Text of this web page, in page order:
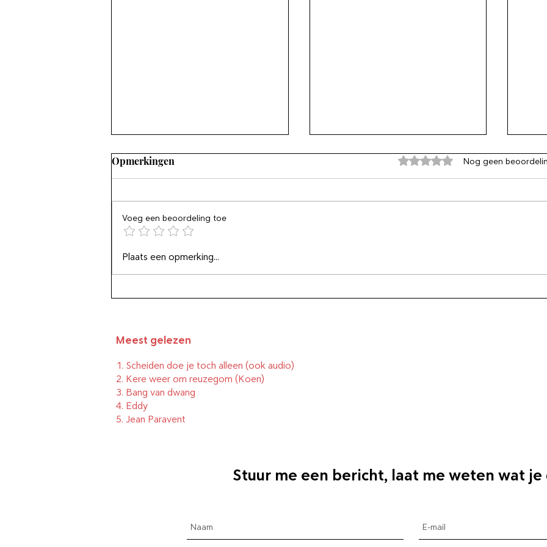
Het geluksconcept maakt
niet gelukkig
tijd
Opmerkingen Beoordeeld met 0 uit 5
Nog geen
Voeg een beoordeling toe
Plaats een opmerking...
Meest gelezen
1. Scheiden doe je toch alleen (ook audio)
2. Kere weer om reuzegom (Koen)
3. Bang van dwang
4. Eddy
5. Jean Paravent
Stuur me een bericht, laat me weten wat